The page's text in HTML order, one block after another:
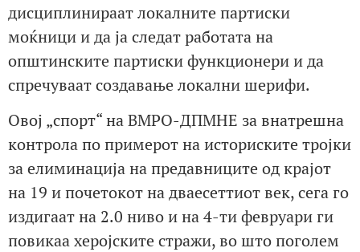
дисциплинираат локалните партиски
моќници и да ја следат работата на
општинските партиски функционери и да
спречуваат создавање локални шерифи.
Овој „спорт“ на ВМРО-ДПМНЕ за внатрешна
контрола по примерот на историските тројки
за елиминација на предавниците од крајот
на 19 и почетокот на дваесеттиот век, сега го
издигаат на 2.0 ниво и на 4-ти февруари ги
повикаа херојските стражи, во што поголем